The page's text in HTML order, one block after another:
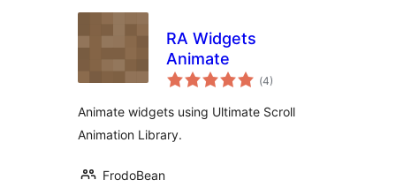
RA Widgets
Animate
(Totalt
antal
4)
Animate widgets using Ultimate Scroll
Animation Library.
FrodoBean